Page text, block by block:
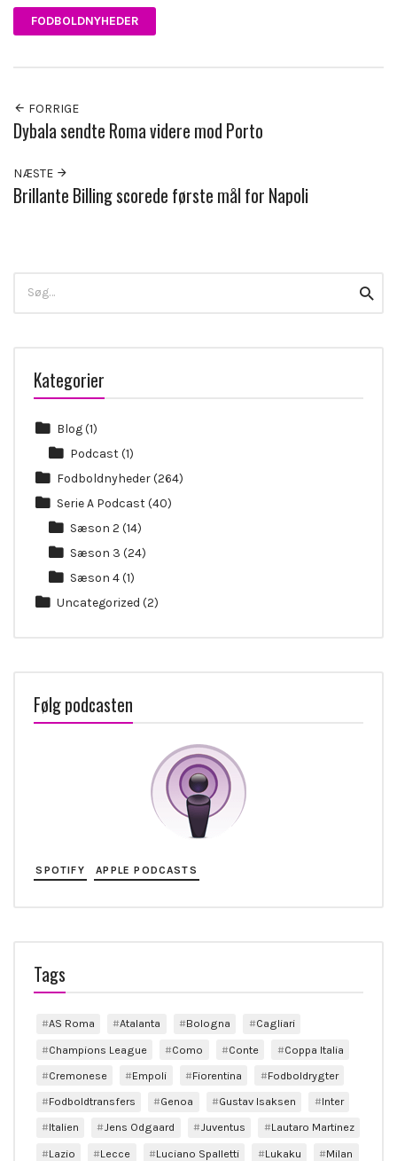
FODBOLDNYHEDER
FORRIGE
Dybala sendte Roma videre mod Porto
NÆSTE
Brillante Billing scorede første mål for Napoli
for:
Kategorier
Blog(1)
Podcast(1)
Fodboldnyheder(264)
Serie A Podcast(40)
Sæson 2 (14)
Sæson 3 (24)
Sæson 4(1)
Uncategorized (2)
Følg podcasten
SPOTIFY APPLE PODCASTS
Tags
AS Roma Atalanta Bologna
Cagliari
Champions League
Como Conte
Coppa Italia
Cremonese
Empoli Fiorentina
Fodboldrygter
Fodboldtransfers
Genoa Gustav Isaksen
Inter
Italien
Jens Odgaard Juventus
Lautaro Martinez
Lazio
Lecce Luciano Spalletti Lukaku
Milan